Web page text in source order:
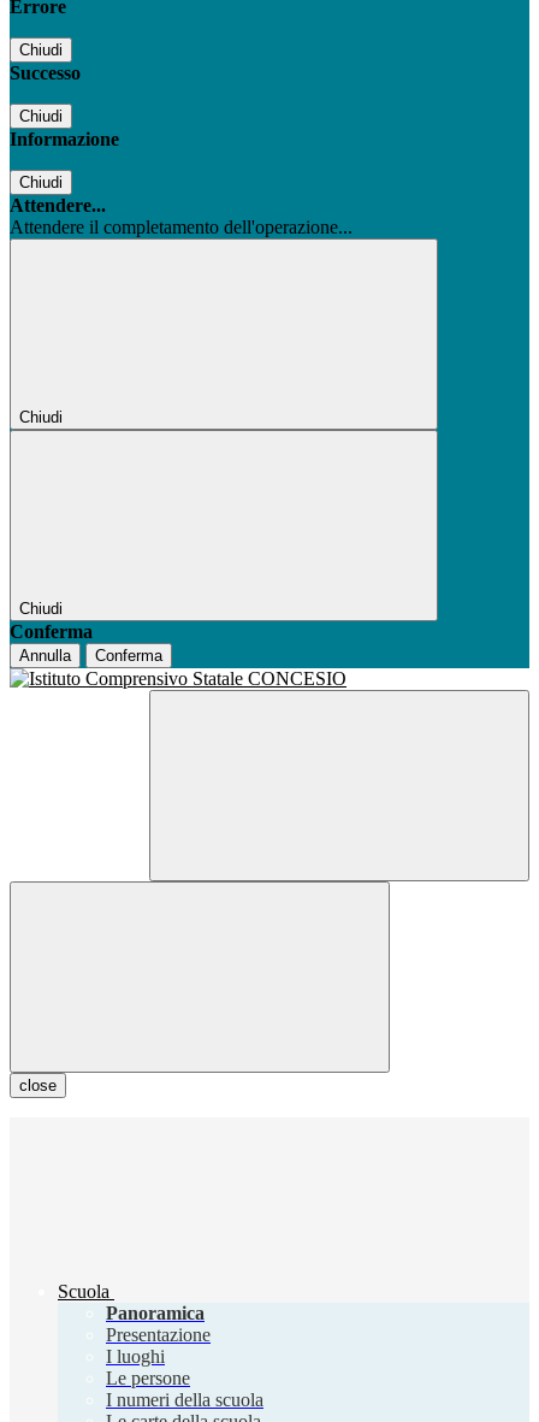
Errore
Chiudi
Successo
Chiudi
Informazione
Chiudi
Attendere...
Attendere il completamento dell'operazione...
Chiudi
Chiudi
Conferma
Annulla Conferma
close
Scuola
Panoramica
Presentazione
I luoghi
Le persone
I numeri della scuola